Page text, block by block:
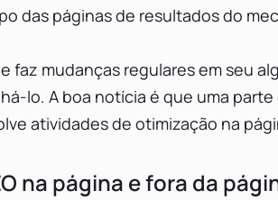
das páginas de resultados do
faz mudanças regulares em seu
lo. A boa notícia é que uma
atividades de otimização na
na página e fora da